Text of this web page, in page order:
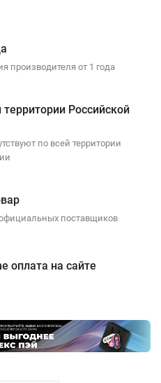
производителя от 1 года
Российской
по всей территории
поставщиков
оплата на сайте